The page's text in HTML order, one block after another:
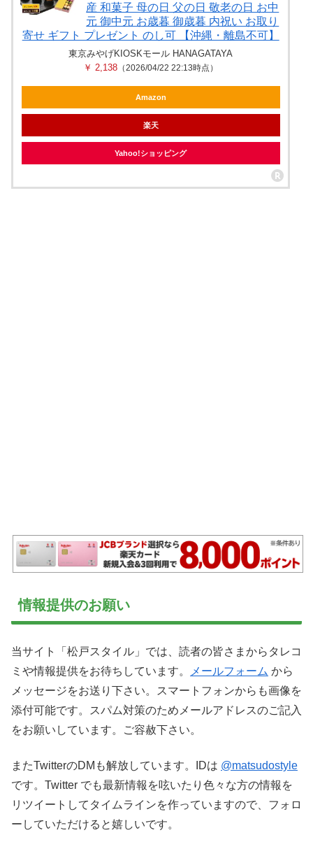
産 和菓子 母の日 父の日 敬老の日 お中
元 御中元 お歳暮 御歳暮 内祝い お取り
寄せ ギフト プレゼント のし可 【沖縄・離島不可】
東京みやげKIOSKモール HANAGATAYA
￥ 2,138 （2026/04/22 22:13時点）
Amazon
楽天
Yahoo!ショッピング
情報提供のお願い
当サイト「松戸スタイル」では、読者の皆さまからタレコ
ミや情報提供をお待ちしています。
メールフォーム から
メッセージをお送り下さい。スマートフォンからも画像を
添付可能です。スパム対策のためメールアドレスのご記入
をお願いしています。ご容赦下さい。
またTwitterのDMも解放しています。IDは @matsudostyle
です。Twitter でも最新情報を呟いたり色々な方の情報を
リツイートしてタイムラインを作っていますので、フォロ
ーしていただけると嬉しいです。